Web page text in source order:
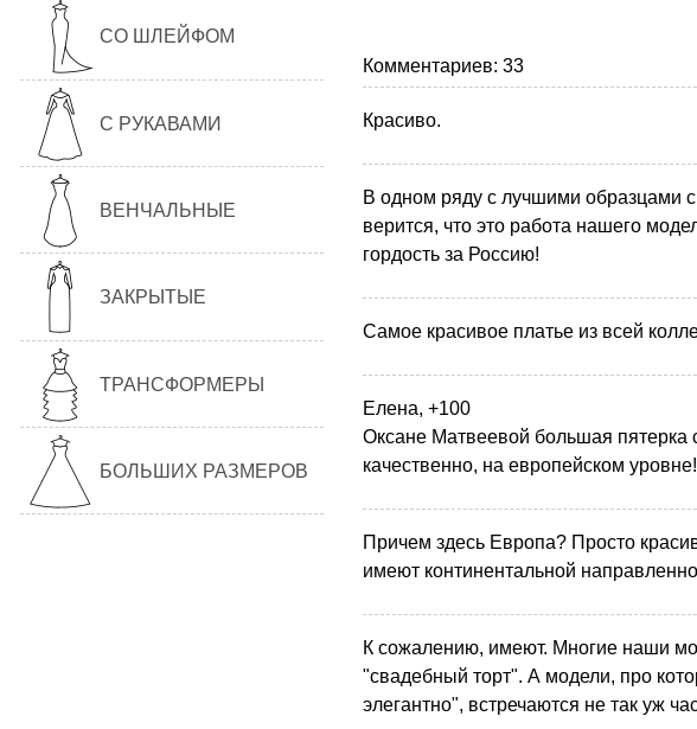
СО ШЛЕЙФОМ
С РУКАВАМИ
ВЕНЧАЛЬНЫЕ
ЗАКРЫТЫЕ
ТРАНСФОРМЕРЫ
БОЛЬШИХ РАЗМЕРОВ
Комментариев: 33
Красиво.
В одном ряду с лучшими образцами
верится, что это работа нашего
гордость за Россию!
Самое красивое платье из всей
Елена, +100
Оксане Матвеевой большая пятерка
качественно, на европейском уровне!
Причем здесь Европа? Просто
имеют континентальной
К сожалению, имеют. Многие наши
"свадебный торт". А модели, про
элегантно", встречаются не так уж